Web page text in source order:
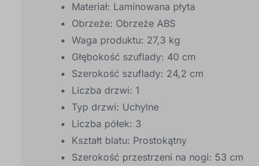
Materiał: Laminowana płyta
Obrzeże: Obrzeże ABS
Waga produktu: 27,3 kg
Głębokość szuflady: 40 cm
Szerokość szuflady: 24,2 cm
Liczba drzwi: 1
Typ drzwi: Uchylne
Liczba półek: 3
Kształt blatu: Prostokątny
Szerokość przestrzeni na nogi: 53 cm